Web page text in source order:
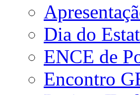
Dia do
ENCE de
Encontro